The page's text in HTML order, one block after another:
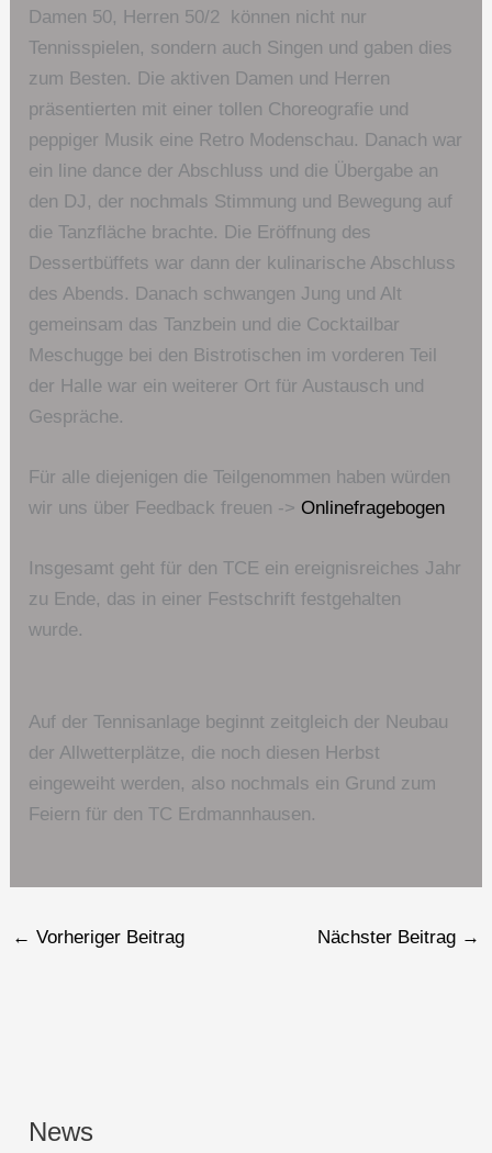
Damen 50, Herren 50/2 können nicht nur
Tennisspielen, sondern auch Singen und gaben dies
zum Besten. Die aktiven Damen und Herren
präsentierten mit einer tollen Choreografie und
peppiger Musik eine Retro Modenschau. Danach war
ein line dance der Abschluss und die Übergabe an
den DJ, der nochmals Stimmung und Bewegung auf
die Tanzfläche brachte. Die Eröffnung des
Dessertbüffets war dann der kulinarische Abschluss
des Abends. Danach schwangen Jung und Alt
gemeinsam das Tanzbein und die Cocktailbar
Meschugge bei den Bistrotischen im vorderen Teil
der Halle war ein weiterer Ort für Austausch und
Gespräche.
Für alle diejenigen die Teilgenommen haben würden
wir uns über Feedback freuen ->Onlinefragebogen
Insgesamt geht für den TCE ein ereignisreiches Jahr
zu Ende, das in einer Festschrift festgehalten
wurde.
Auf der Tennisanlage beginnt zeitgleich der Neubau
der Allwetterplätze, die noch diesen Herbst
eingeweiht werden, also nochmals ein Grund zum
Feiern für den TC Erdmannhausen.
← Vorheriger Beitrag Nächster Beitrag →
News